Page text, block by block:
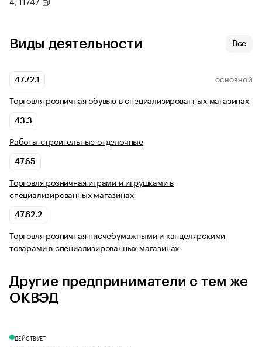
Виды деятельности Все
47.72.1 ОСНОВНОЙ
Торговля розничная обувью в специализированных магазинах
43.3
Работы строительные отделочные
47.65
Торговля розничная играми и игрушками в
специализированных магазинах
47.62.2
Торговля розничная писчебумажными и канцелярскими
товарами в специализированных магазинах
Другие предприниматели с тем же
ОКВЭД
ДЕЙСТВУЕТ